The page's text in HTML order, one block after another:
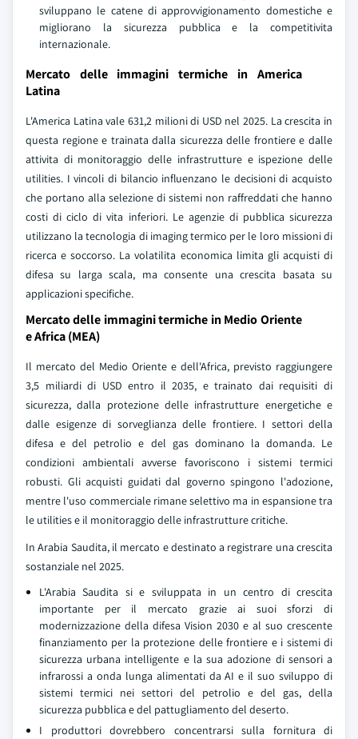
sviluppano le catene di approvvigionamento domestiche e
migliorano la sicurezza pubblica e la competitivita
internazionale.
Mercato delle immagini termiche in America
Latina
L'America Latina vale 631,2 milioni di USD nel 2025. La crescita in
questa regione e trainata dalla sicurezza delle frontiere e dalle
attivita di monitoraggio delle infrastrutture e ispezione delle
utilities. I vincoli di bilancio influenzano le decisioni di acquisto
che portano alla selezione di sistemi non raffreddati che hanno
costi di ciclo di vita inferiori. Le agenzie di pubblica sicurezza
utilizzano la tecnologia di imaging termico per le loro missioni di
ricerca e soccorso. La volatilita economica limita gli acquisti di
difesa su larga scala, ma consente una crescita basata su
applicazioni specifiche.
Mercato delle immagini termiche in Medio Oriente
e Africa (MEA)
Il mercato del Medio Oriente e dell'Africa, previsto raggiungere
3,5 miliardi di USD entro il 2035, e trainato dai requisiti di
sicurezza, dalla protezione delle infrastrutture energetiche e
dalle esigenze di sorveglianza delle frontiere. I settori della
difesa e del petrolio e del gas dominano la domanda. Le
condizioni ambientali avverse favoriscono i sistemi termici
robusti. Gli acquisti guidati dal governo spingono l'adozione,
mentre l'uso commerciale rimane selettivo ma in espansione tra
le utilities e il monitoraggio delle infrastrutture critiche.
In Arabia Saudita, il mercato e destinato a registrare una crescita
sostanziale nel 2025.
L'Arabia Saudita si e sviluppata in un centro di crescita
importante per il mercato grazie ai suoi sforzi di
modernizzazione della difesa Vision 2030 e al suo crescente
finanziamento per la protezione delle frontiere e i sistemi di
sicurezza urbana intelligente e la sua adozione di sensori a
infrarossi a onda lunga alimentati da AI e il suo sviluppo di
sistemi termici nei settori del petrolio e del gas, della
sicurezza pubblica e del pattugliamento del deserto.
I produttori dovrebbero concentrarsi sulla fornitura di